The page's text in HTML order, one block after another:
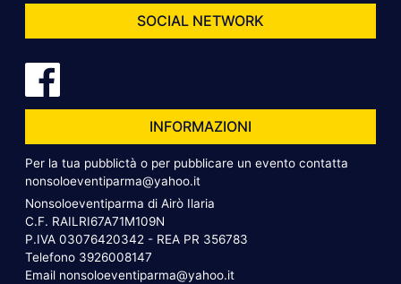
SOCIAL NETWORK
INFORMAZIONI
Per la tua pubblictà o per pubblicare un evento contatta
nonsoloeventiparma@yahoo.it
Nonsoloeventiparma di Airò Ilaria
C.F. RAILRI67A71M109N
P.IVA 03076420342 - REA PR 356783
Telefono 3926008147
Email nonsoloeventiparma@yahoo.it